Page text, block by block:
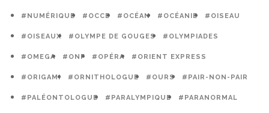
#NUMÉRIQUE #OCCE #OCÉAN #OCÉANIE #OISEAU
#OISEAUX #OLYMPE DE GOUGES #OLYMPIADES
#OMEGA #ONF #OPÉRA #ORIENT EXPRESS
#ORIGAMI #ORNITHOLOGUE #OURS #PAIR-NON-PAIR
#PALÉONTOLOGUE #PARALYMPIQUE #PARANORMAL